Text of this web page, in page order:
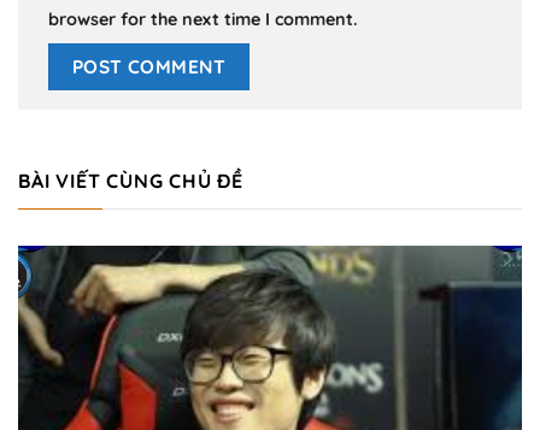
browser for the next time I comment.
BÀI VIẾT CÙNG CHỦ ĐỀ